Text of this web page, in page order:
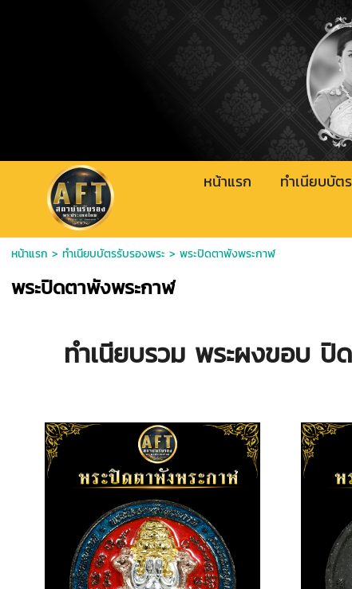
หน้าแรก ทำเนียบบัต
หน้าแรก > ทำเนียบบัตรรับรองพระ > พระปิดตาพังพระกาฬ
พระปิดตาพังพระกาฬ
ทำเนียบรวม พระผงขอบ ปิ